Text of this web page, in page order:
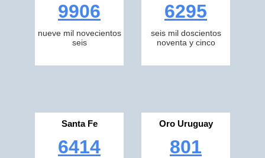
9906
nueve mil novecientos
seis
6295
seis mil doscientos
noventa y cinco
Santa Fe
6414
Oro Uruguay
801